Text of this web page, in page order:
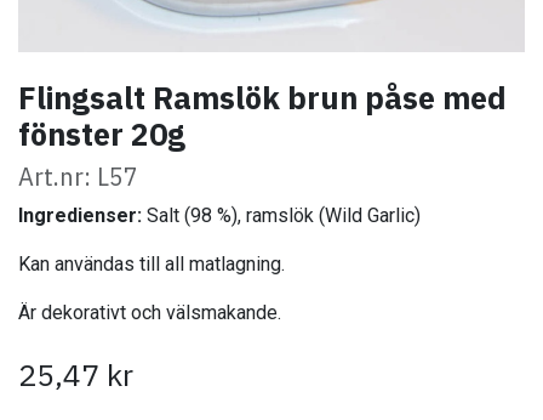
Flingsalt Ramslök brun påse med
fönster 20g
Art.nr: L57
Ingredienser: Salt (98 %), ramslök (Wild Garlic)
Kan användas till all matlagning.
Är dekorativt och välsmakande.
25,47 kr